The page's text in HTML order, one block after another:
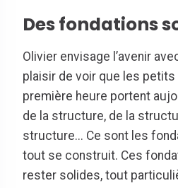
Des fondations
Olivier envisage l’avenir
plaisir de voir que les
première heure portent
de la structure, de la
structure... Ce sont les
tout se construit. Ces
rester solides, tout